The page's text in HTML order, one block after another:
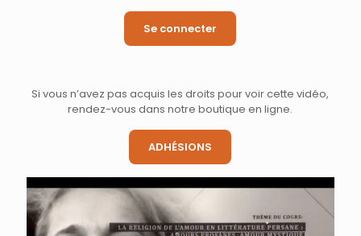
Se connecter
Si vous n’avez pas acquis les droits pour voir cette vidéo,
rendez-vous dans notre boutique en ligne.
ADHÉSIONS